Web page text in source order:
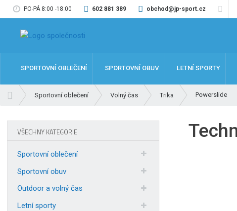
PO-PÁ 8:00 -18:00 602 881 389 obchod@jp-sport.cz
SPORTOVNÍ OBLEČENÍ SPORTOVNÍ OBUV LETNÍ SPORTY
Sportovní oblečení Volný čas Trika Powerslide
VŠECHNY KATEGORIE
Sportovní oblečení
Sportovní obuv
Outdoor a volný čas
Letní sporty